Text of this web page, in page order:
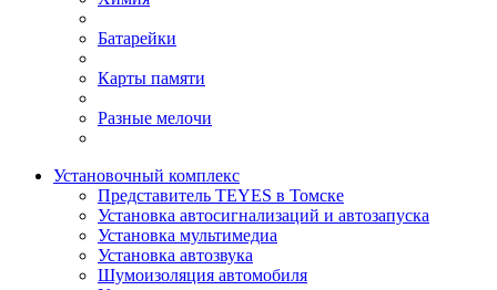
Батарейки
Карты памяти
Разные мелочи
Установочный комплекс
Представитель TEYES в Томске
Установка автосигнализаций и автозапуска
Установка мультимедиа
Установка автозвука
Шумоизоляция автомобиля